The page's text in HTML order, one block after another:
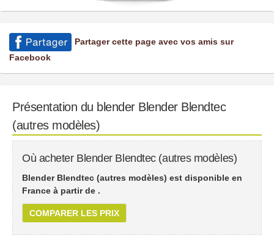
Partager cette page avec vos amis sur
Facebook
Présentation du blender Blender Blendtec
(autres modèles)
Où acheter Blender Blendtec (autres modèles)
Blender Blendtec (autres modèles) est disponible en
France à partir de .
COMPARER LES PRIX